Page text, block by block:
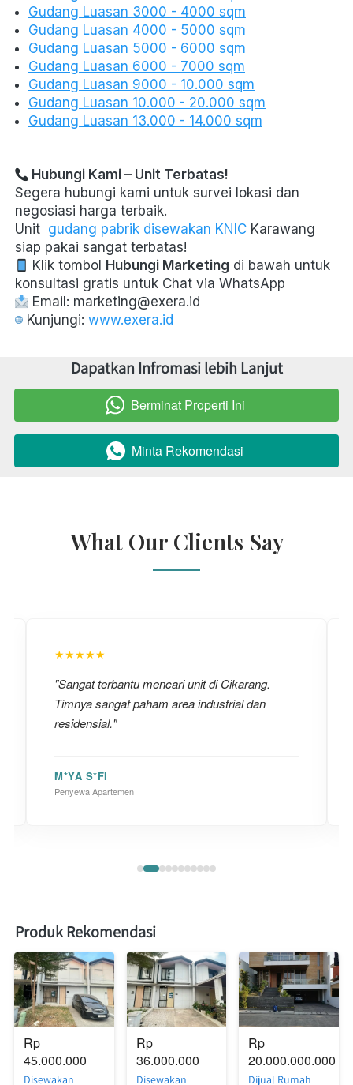
Gudang Luasan 3000 - 4000 sqm
Gudang Luasan 4000 - 5000 sqm
Gudang Luasan 5000 - 6000 sqm
Gudang Luasan 6000 - 7000 sqm
Gudang Luasan 9000 - 10.000 sqm
Gudang Luasan 10.000 - 20.000 sqm
Gudang Luasan 13.000 - 14.000 sqm
Hubungi Kami – Unit Terbatas!
Segera hubungi kami untuk survei lokasi dan
negosiasi harga terbaik.
Unit gudang pabrik disewakan KNIC Karawang
siap pakai sangat terbatas!
Klik tombol Hubungi Marketing di bawah untuk
konsultasi gratis untuk Chat via WhatsApp
Email: marketing@exera.id
Kunjungi: www.exera.id
Dapatkan Infromasi lebih Lanjut
` Berminat Properti Ini
` Minta Rekomendasi
What Our Clients Say
★★★★★
"Sangat terbantu mencari unit di Cikarang.
Timnya sangat paham area industrial dan
residensial."
M*YA S*FI
Penyewa Apartemen
Produk Rekomendasi
Rp
45.000.000
Disewakan
Rp
36.000.000
Disewakan
Rp
20.000.000.000
Dijual Rumah